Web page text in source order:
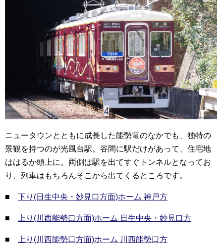
ニュータウンとともに成長した能勢電のなかでも、独特の
景観を持つのが光風台駅。谷間に駅だけがあって、住宅地
ははるか頭上に。両側は駅を出てすぐトンネルとなってお
り、列車はもちろんそこから出てくるところです。
■ 下り(日生中央・妙見口方面)ホーム 神戸方
■ 上り(川西能勢口方面)ホーム 日生中央・妙見口方
■ 上り(川西能勢口方面)ホーム 川西能勢口方